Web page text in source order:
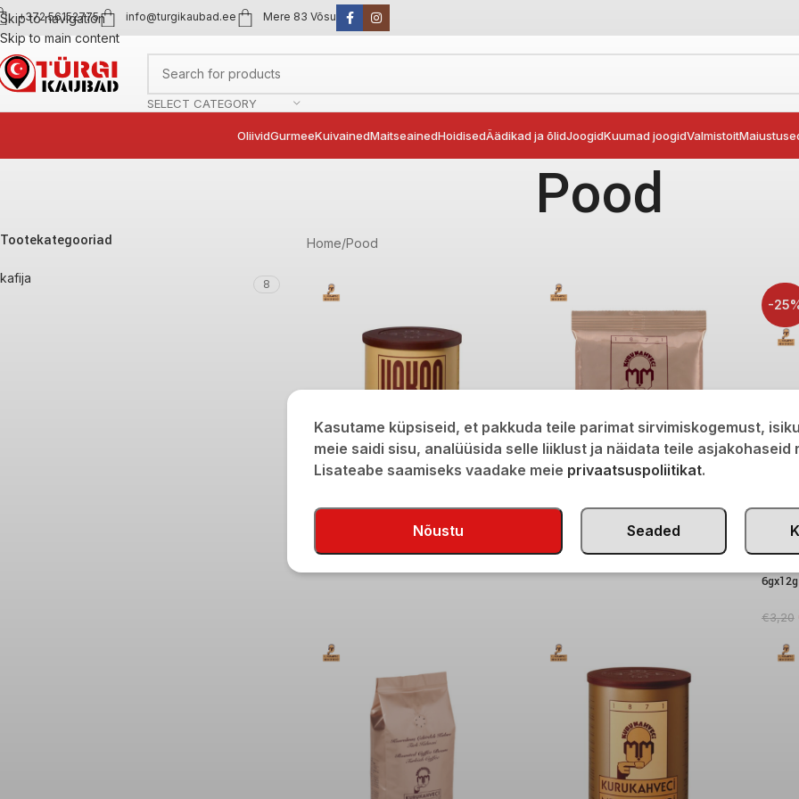
Skip to navigation
Skip to main content
+372 56152775 info@turgikaubad.ee Mere 83 Võsu
SELECT CATEGORY
OliividGurmeeKuivainedMaitseainedHoidisedÄädikad ja õlidJoogidKuumad joogidValmistoit
Pood
Tootekategooriad
kafija 8
Home Pood
€10,90 €2,90
-
6gx12g
€3,20
Kasutame küpsiseid, et pakkuda teile parimat sirvimiskogemust,
meie saidi sisu, analüüsida selle liiklust ja näidata teile asjakohaseid
Lisateabe saamiseks vaadake meie privaatsuspoliitikat.
Nõustu Seaded